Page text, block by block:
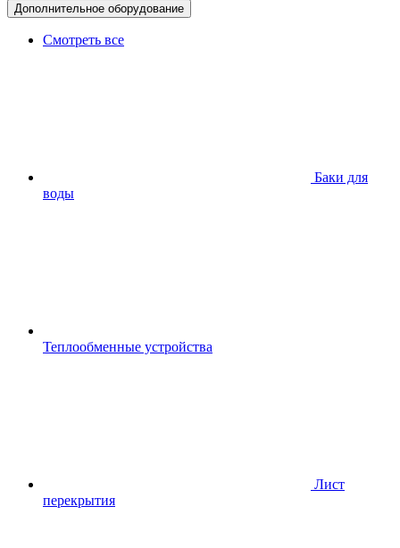
Дополнительное оборудование
Смотреть все
Баки для
воды
Теплообменные устройства
Лист
перекрытия